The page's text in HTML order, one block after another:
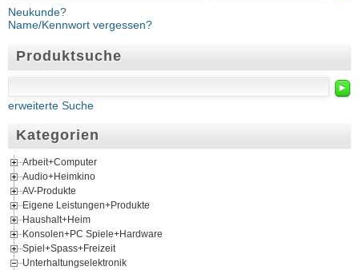
Neukunde?
Name/Kennwort vergessen?
Produktsuche
►
erweiterte Suche
Kategorien
Arbeit+Computer
Audio+Heimkino
AV-Produkte
Eigene Leistungen+Produkte
Haushalt+Heim
Konsolen+PC Spiele+Hardware
Spiel+Spass+Freizeit
Unterhaltungselektronik